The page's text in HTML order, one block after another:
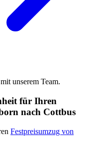
unserem Team.
für Ihren
nach Cottbus
Festpreisumzug von